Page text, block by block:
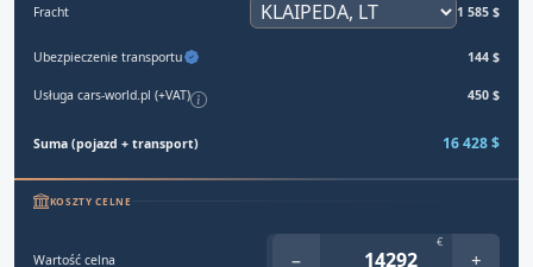
Fracht 1 585 $
Ubezpieczenie transportu 144 $
Usługa cars-world.pl (+VAT) 450 $
Suma (pojazd + transport) 16 428 $
KOSZTY CELNE
Wartość celna −
€
+